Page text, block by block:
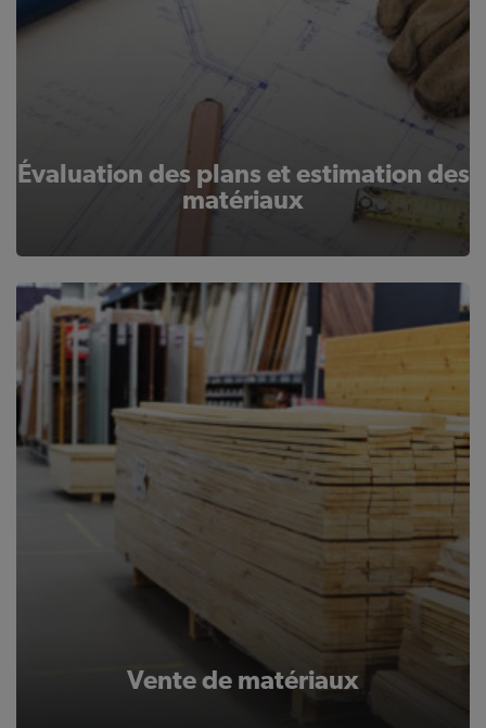
Évaluation des plans et estimation des
matériaux
Vente de matériaux